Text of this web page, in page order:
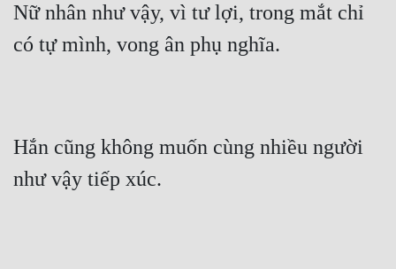
Nữ nhân như vậy, vì tư lợi, trong mắt chỉ
có tự mình, vong ân phụ nghĩa.
Hắn cũng không muốn cùng nhiều người
như vậy tiếp xúc.